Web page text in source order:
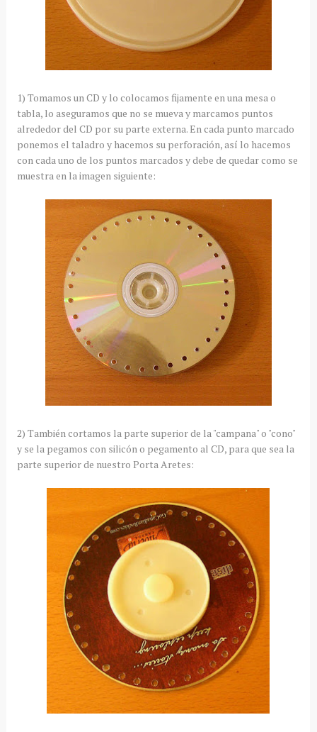
1) Tomamos un CD y lo colocamos fijamente en una mesa o
tabla, lo aseguramos que no se mueva y marcamos puntos
alrededor del CD por su parte externa. En cada punto marcado
ponemos el taladro y hacemos su perforación, así lo hacemos
con cada uno de los puntos marcados y debe de quedar como se
muestra en la imagen siguiente:
2) También cortamos la parte superior de la "campana" o "cono"
y se la pegamos con silicón o pegamento al CD, para que sea la
parte superior de nuestro Porta Aretes: